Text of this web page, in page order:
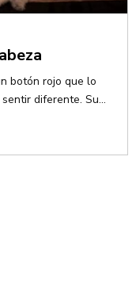
botón rojo que lo
diferente. Su...